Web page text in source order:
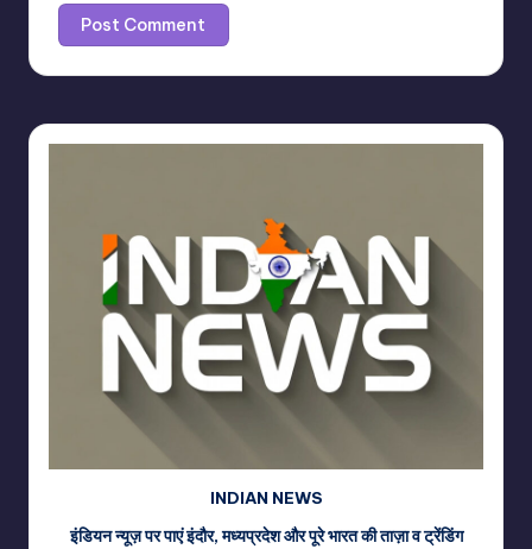
INDIAN NEWS
इंडियन न्यूज़ पर पाएं इंदौर, मध्यप्रदेश और पूरे भारत की ताज़ा व ट्रेंडिंग